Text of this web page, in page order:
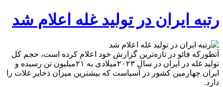
رتبه ایران در تولید غله اعلام شد
آنطورکه فائو در تازه‌ترین گزارش خود اعلام کرده است، حجم کل
تولید غله در ایران در سال ۲۰۲۳میلادی به ۲۱میلیون تن رسیده و
ایران چهارمین کشور در آسیاست که بیشترین میزان ذخایر غلات را
دارد.